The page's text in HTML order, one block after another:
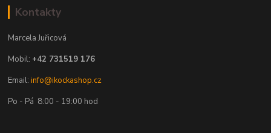
Kontakty
Marcela Juřicová
Mobil: +42 731519 176
Email:info@ikockashop.cz
Po - Pá 8:00 - 19:00 hod